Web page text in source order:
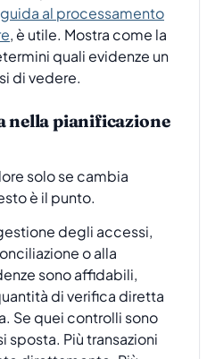
guida al processamento
, è utile. Mostra come la
quali evidenze un
di vedere.
nella pianificazione
solo se cambia
è il punto.
degli accessi,
o alla
sono affidabili,
di verifica diretta
Se quei controlli sono
sposta. Più transazioni